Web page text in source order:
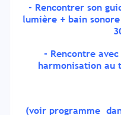
- Rencontrer son
lumière + bain
- Rencontre
harmonisation au
(voir programme